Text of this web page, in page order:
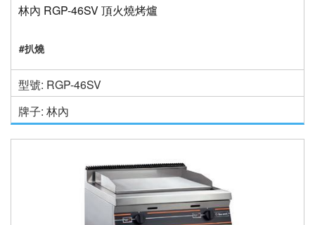
林內 RGP-46SV 頂火燒烤爐
#扒燒
型號: RGP-46SV
牌子: 林內